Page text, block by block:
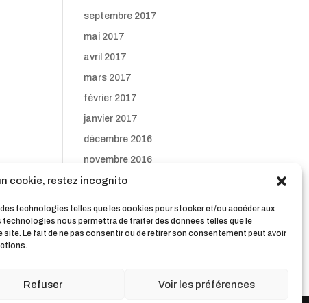
cookie, restez incognito
technologies telles que les cookies pour stocker et/ou accéder aux
nous permettra de traiter des données telles que le
Le fait de ne pas consentir ou de retirer son consentement peut avoir
Refuser Voir les préférences
septembre 2017
mai 2017
avril 2017
mars 2017
février 2017
janvier 2017
décembre 2016
novembre 2016
octobre 2016